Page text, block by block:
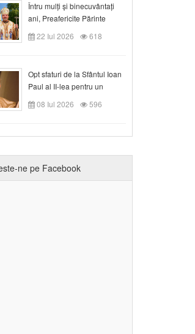
Întru mulți și binecuvântați
ani, Preafericite Părinte
Claudiu!
22 Iul 2026 618
Opt sfaturi de la Sfântul Ioan
Paul al II-lea pentru un
creștin
08 Iul 2026 596
ne pe Facebook